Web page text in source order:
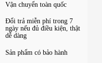
Vận chuyển toàn quốc
Đổi trả miễn phí trong 7
ngày nếu đủ điều kiện, thật
dễ dàng
Sản phẩm có bảo hành